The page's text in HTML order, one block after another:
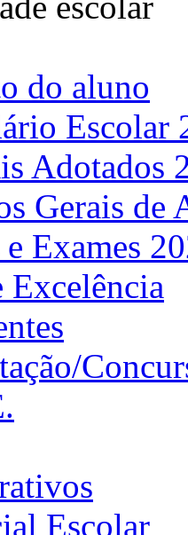
do aluno
Escolar
Adotados
Gerais de
Exames
Excelência
Escolar